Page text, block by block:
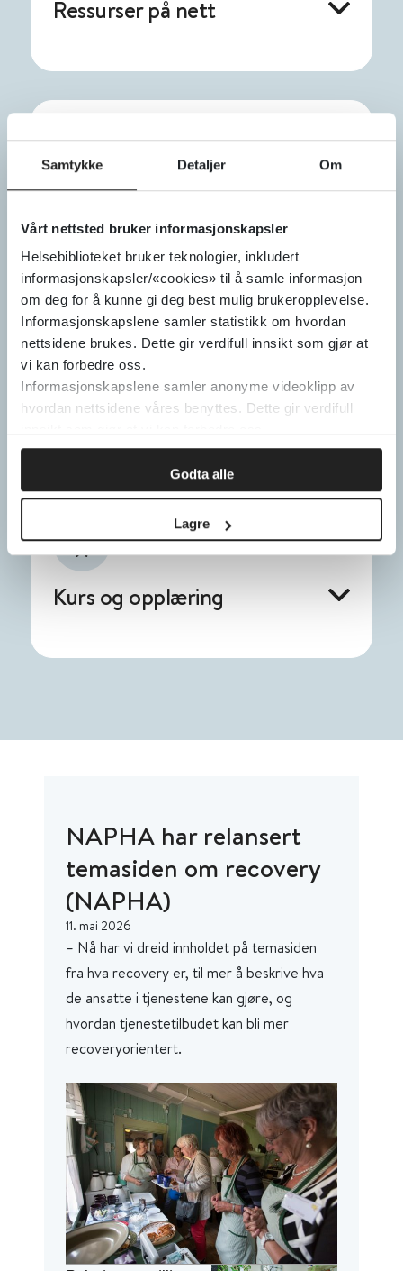
Samtykke Detaljer Om
Vårt nettsted bruker informasjonskapsler
Helsebiblioteket bruker teknologier, inkludert
informasjonskapsler/«cookies» til å samle informasjon
om deg for å kunne gi deg best mulig brukeropplevelse.
Informasjonskapslene samler statistikk om hvordan
nettsidene brukes. Dette gir verdifull innsikt som gjør at
vi kan forbedre oss.
Informasjonskapslene samler anonyme videoklipp av
hvordan nettsidene våres benyttes. Dette gir verdifull
Godta alle
Lagre
Ressurser på nett
Skjemaer
Kurs og opplæring
NAPHA har relansert
temasiden om recovery
(NAPHA)
11. mai 2026
– Nå har vi dreid innholdet på temasiden
fra hva recovery er, til mer å beskrive hva
de ansatte i tjenestene kan gjøre, og
hvordan tjenestetilbudet kan bli mer
recoveryorientert.